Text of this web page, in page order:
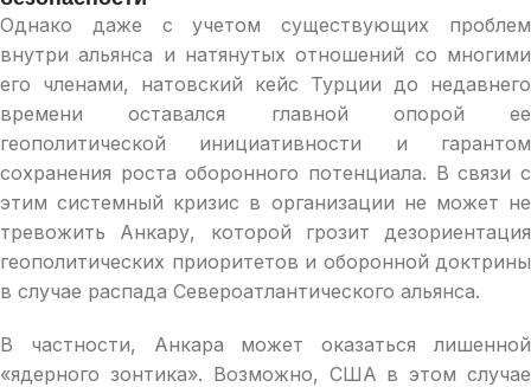
Однако даже с учетом существующих проблем
внутри альянса и натянутых отношений со многими
его членами, натовский кейс Турции до недавнего
времени оставался главной опорой ее
геополитической инициативности и гарантом
сохранения роста оборонного потенциала. В связи с
этим системный кризис в организации не может не
тревожить Анкару, которой грозит дезориентация
геополитических приоритетов и оборонной доктрины
в случае распада Североатлантического альянса.
В частности, Анкара может оказаться лишенной
«ядерного зонтика». Возможно, США в этом случае